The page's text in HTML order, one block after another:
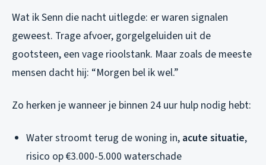
Wat ik Senn die nacht uitlegde: er waren signalen
geweest. Trage afvoer, gorgelgeluiden uit de
gootsteen, een vage rioolstank. Maar zoals de meeste
mensen dacht hij: “Morgen bel ik wel.”
Zo herken je wanneer je binnen 24 uur hulp nodig hebt:
Water stroomt terug de woning in, acute situatie,
risico op €3.000-5.000 waterschade